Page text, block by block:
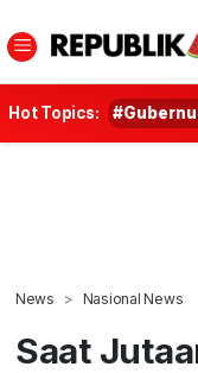
Hot Topics:
News Nasional News
Saat